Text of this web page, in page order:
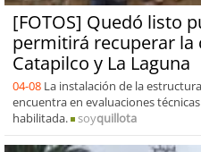
[FOTOS] Quedó listo
permitirá recuperar la
Catapilco y La Laguna
04-08 La instalación de la
encuentra en evaluaciones
habilitada.
soyquillota